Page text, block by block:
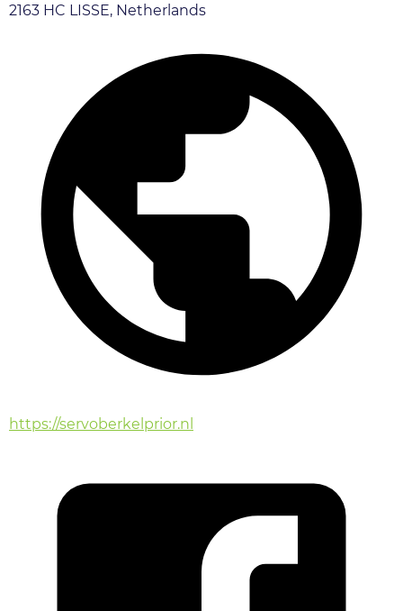
2163 HC LISSE, Netherlands
https://servoberkelprior.nl